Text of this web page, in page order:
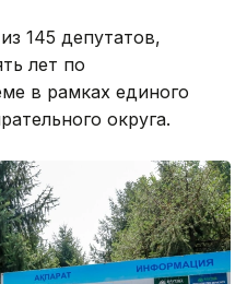
145 депутатов,
лет по
в рамках единого
округа.